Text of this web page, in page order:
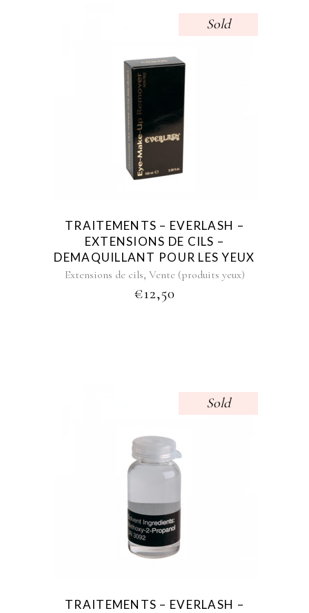
Sold
TRAITEMENTS – EVERLASH –
EXTENSIONS DE CILS –
DEMAQUILLANT POUR LES YEUX
Extensions de cils, Vente (produits yeux)
€12,50
Sold
TRAITEMENTS – EVERLASH –